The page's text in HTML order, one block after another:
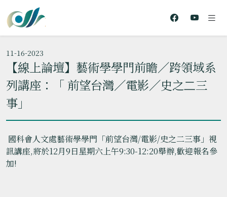
11-16-2023
【線上論壇】藝術學學門前瞻／跨領域系
列講座：「 前望台灣／電影／史之⼆三
事」
國科會人文處藝術學學門「前望台灣/電影/史之二三事」視
訊講座,將於12月9日星期六上午9:30-12:20舉辦,歡迎報名參
加!